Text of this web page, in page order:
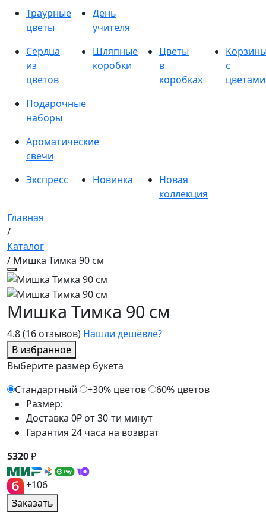
Траурные
цветы
День
учителя
Сердца
из
цветов
Шляпные
коробки
Цветы
в
коробках
с
цветами
Подарочные
наборы
Ароматические
свечи
Экспресс
Новинка
Новая
коллекция
Главная
/
Каталог
/ Мишка Тимка 90 см
4.8(16 отзывов) Нашли дешевле?
В избранное
Мишка Тимка 90 см
Выберите размер букета
Стандартный
+30% цветов
60% цветов
Размер:
Доставка 0₽ от 30-ти минут
Гарантия 24 часа на возврат
5320₽
+106
Заказать